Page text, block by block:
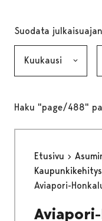
Suodata
Haku "page/488"
Etusivu
Kaupunkikehitys
Aviapori-